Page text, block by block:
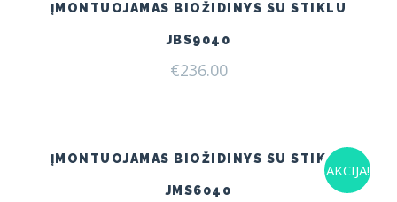
ĮMONTUOJAMAS BIOŽIDINYS SU STIKLU
JBS9040
€236.00
AKCIJA!
ĮMONTUOJAMAS BIOŽIDINYS SU STIKLU
JMS6040